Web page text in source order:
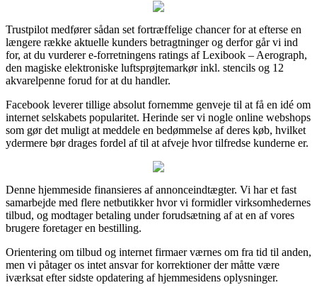
Trustpilot medfører sådan set fortræffelige chancer for at efterse en
længere række aktuelle kunders betragtninger og derfor går vi ind
for, at du vurderer e-forretningens ratings af Lexibook – Aerograph,
den magiske elektroniske luftsprøjtemarkør inkl. stencils og 12
akvarelpenne forud for at du handler.
Facebook leverer tillige absolut fornemme genveje til at få en idé om
internet selskabets popularitet. Herinde ser vi nogle online webshops
som gør det muligt at meddele en bedømmelse af deres køb, hvilket
ydermere bør drages fordel af til at afveje hvor tilfredse kunderne er.
Denne hjemmeside finansieres af annonceindtægter. Vi har et fast
samarbejde med flere netbutikker hvor vi formidler virksomhedernes
tilbud, og modtager betaling under forudsætning af at en af vores
brugere foretager en bestilling.
Orientering om tilbud og internet firmaer værnes om fra tid til anden,
men vi påtager os intet ansvar for korrektioner der måtte være
iværksat efter sidste opdatering af hjemmesidens oplysninger.